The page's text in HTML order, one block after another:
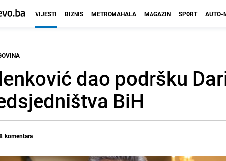
VIJESTI BIZNIS METROMAHALA MAGAZIN SPORT AUTO-
dao podršku
BiH
komentara